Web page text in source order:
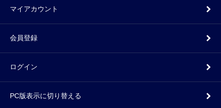
マイアカウント
会員登録
ログイン
PC版表示に切り替える